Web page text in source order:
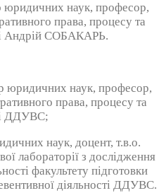
юридичних наук, професор,
права, процесу та
Андрій СОБАКАРЬ.
наук, професор,
права, процесу та
ДДУВС;
наук, доцент, т.в.о.
лабораторії з дослідження
факультету підготовки
діяльності ДДУВС.